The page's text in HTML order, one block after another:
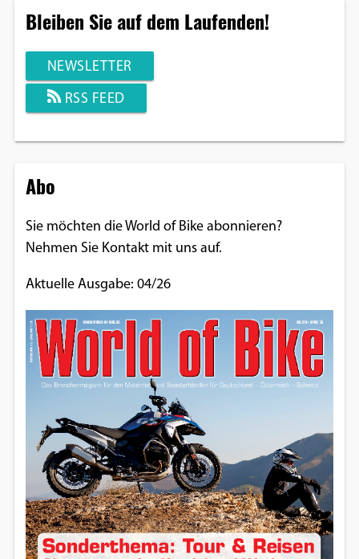
Bleiben Sie auf dem Laufenden!
NEWSLETTER
RSS FEED
Abo
Sie möchten die World of Bike abonnieren?
Nehmen Sie Kontakt mit uns auf.
Aktuelle Ausgabe: 04/26